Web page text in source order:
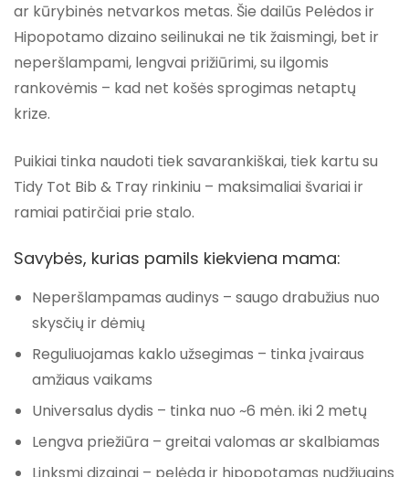
ar kūrybinės netvarkos metas. Šie dailūs Pelėdos ir
Hipopotamo dizaino seilinukai ne tik žaismingi, bet ir
neperšlampami, lengvai prižiūrimi, su ilgomis
rankovėmis – kad net košės sprogimas netaptų
krize.
Puikiai tinka naudoti tiek savarankiškai, tiek kartu su
Tidy Tot Bib & Tray rinkiniu – maksimaliai švariai ir
ramiai patirčiai prie stalo.
Savybės, kurias pamils kiekviena mama:
Neperšlampamas audinys – saugo drabužius nuo
skysčių ir dėmių
Reguliuojamas kaklo užsegimas – tinka įvairaus
amžiaus vaikams
Universalus dydis – tinka nuo ~6 mėn. iki 2 metų
Lengva priežiūra – greitai valomas ar skalbiamas